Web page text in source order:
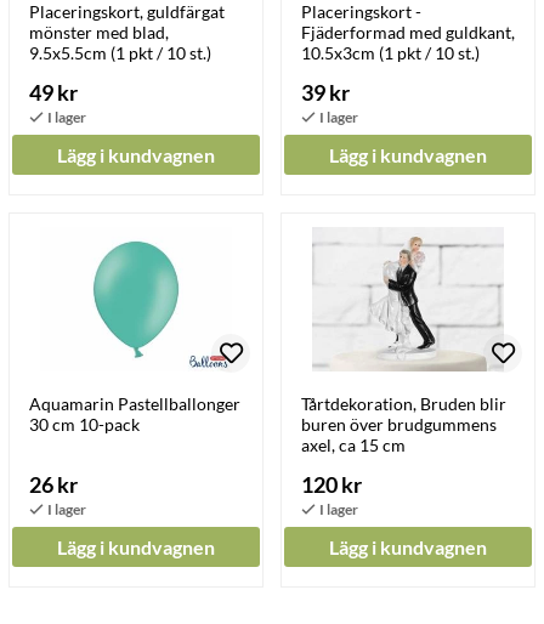
Placeringskort, guldfärgat
mönster med blad,
9.5x5.5cm (1 pkt / 10 st.)
49 kr
Lägg i kundvagnen
Placeringskort -
Fjäderformad med guldkant,
10.5x3cm (1 pkt / 10 st.)
39 kr
Lägg i kundvagnen
Aquamarin Pastellballonger
30 cm 10-pack
26 kr
Lägg i kundvagnen
Tårtdekoration, Bruden blir
buren över brudgummens
axel, ca 15 cm
120 kr
Lägg i kundvagnen